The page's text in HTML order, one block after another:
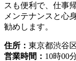
スも便利で、仕事
メンテナンスと心
勧めします。
住所： 東京都渋谷
営業時間： 10時00